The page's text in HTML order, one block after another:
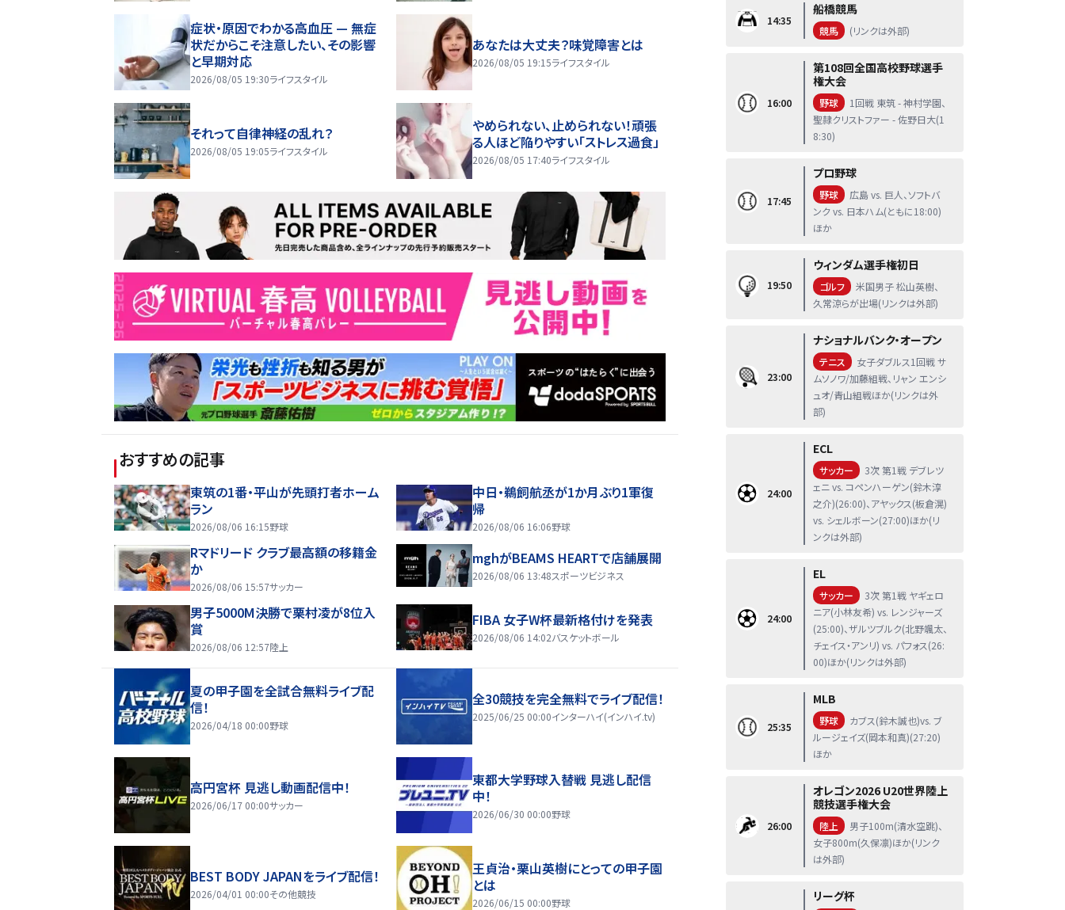
症状・原因でわかる高血圧 — 無症
状だからこそ注意したい、その影響
と早期対応
2026/08/05 19:30ライフスタイル
あなたは大丈夫？味覚障害とは
2026/08/05 19:15ライフスタイル
それって自律神経の乱れ？
2026/08/05 19:05ライフスタイル
やめられない、止められない！頑張
る人ほど陥りやすい「ストレス過食」
2026/08/05 17:40ライフスタイル
おすすめの記事
東筑の1番・平山が先頭打者ホーム
ラン
2026/08/06 16:15野球
中日・鵜飼航丞が1か月ぶり1軍復
帰
2026/08/06 16:06野球
Rマドリード クラブ最高額の移籍金
か
2026/08/06 15:57サッカー
mghがBEAMS HEARTで店舗展開
2026/08/06 13:48スポーツビジネス
男子5000M決勝で栗村凌が8位入
賞
2026/08/06 12:57陸上
FIBA 女子W杯最新格付けを発表
2026/08/06 14:02バスケットボール
夏の甲子園を全試合無料ライブ配
信！
2026/04/18 00:00野球
全30競技を完全無料でライブ配信！
2025/06/25 00:00インターハイ(インハイ.tv)
高円宮杯 見逃し動画配信中！
2026/06/17 00:00サッカー
東都大学野球入替戦 見逃し配信
中！
2026/06/30 00:00野球
BEST BODY JAPANをライブ配信！
2026/04/01 00:00その他競技
王貞治・栗山英樹にとっての甲子園
とは
2026/06/15 00:00野球
14:35
船橋競馬
競馬 (リンクは外部)
16:00
第108回全国高校野球選手
権大会
野球
1回戦 東筑 - 神村学園、
聖隷クリストファー - 佐野日大(1
8:30)
17:45
プロ野球
野球
広島 vs. 巨人、ソフトバ
ンク vs. 日本ハム(ともに18:00)
ほか
19:50
ウィンダム選手権初日
ゴルフ
米国男子 松山英樹、
久常涼らが出場(リンクは外部)
23:00
ナショナルバンク・オープン
テニス
女子ダブルス1回戦 サ
ムソノワ/加藤組戦、リャン エンシ
ュオ/青山組戦ほか(リンクは外
部)
24:00
ECL
サッカー
3次 第1戦 デブレツ
ェニ vs. コペンハーゲン(鈴木淳
之介)(26:00)、アヤックス(板倉滉)
vs. シェルボーン(27:00)ほか(リ
ンクは外部)
24:00
EL
サッカー
3次 第1戦 ヤギェロ
ニア(小林友希) vs. レンジャーズ
(25:00)、ザルツブルク(北野颯太、
チェイス・アンリ) vs. パフォス(26:
00)ほか(リンクは外部)
25:35
MLB
野球
カブス(鈴木誠也)vs. ブ
ルージェイズ(岡本和真)(27:20)
ほか
26:00
オレゴン2026 U20世界陸上
競技選手権大会
陸上
男子100m(清水空跳)、
女子800m(久保凛)ほか(リンク
は外部)
リーグ杯